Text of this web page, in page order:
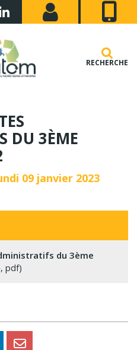
le compte Facebook
Lien vers le compte Linkedin
RECHERCHE
DU 3ÈME
09 janvier 2023
du 3ème
pdf